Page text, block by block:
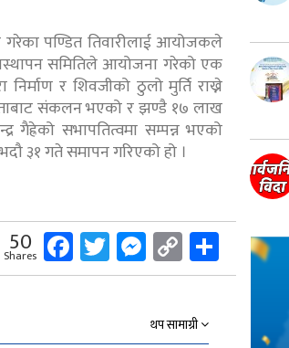
गरेका पण्डित तिवारीलाई आयोजकले
समितिले आयोजना गरेको एक
र शिवजीको ठुलो मुर्ति राख्ने
संकलन भएको र झण्डै १७ लाख
सभापतित्वमा सम्पन्न भएको
३१ गते समापन गरिएको हो ।
50
Shares Facebook
Twitter
Messenger
Copy
Link
Share
थप सामाग्री